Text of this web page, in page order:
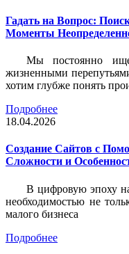
Гадать на Вопрос:
Моменты
Мы постоянно
жизненными
хотим глубже понять
Подробнее
18.04.2026
Создание Сайтов с
Сложности и
В цифровую эпоху
необходимостью не
малого бизнеса
Подробнее